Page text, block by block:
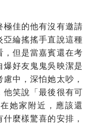
佳的他有沒有邀請
綸搖搖手直說這種
但是當嘉賓還在考
好友鬼鬼吳映潔是
中，深怕她太吵，
笑說「最後很有可
她家附近，應該還
麼樣驚喜的安排，